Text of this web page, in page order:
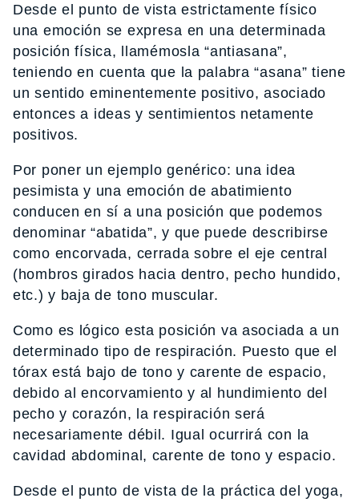
Desde el punto de vista estrictamente físico
una emoción se expresa en una determinada
posición física, llamémosla “antiasana”,
teniendo en cuenta que la palabra “asana” tiene
un sentido eminentemente positivo, asociado
entonces a ideas y sentimientos netamente
positivos.
Por poner un ejemplo genérico: una idea
pesimista y una emoción de abatimiento
conducen en sí a una posición que podemos
denominar “abatida”, y que puede describirse
como encorvada, cerrada sobre el eje central
(hombros girados hacia dentro, pecho hundido,
etc.) y baja de tono muscular.
Como es lógico esta posición va asociada a un
determinado tipo de respiración. Puesto que el
tórax está bajo de tono y carente de espacio,
debido al encorvamiento y al hundimiento del
pecho y corazón, la respiración será
necesariamente débil. Igual ocurrirá con la
cavidad abdominal, carente de tono y espacio.
Desde el punto de vista de la práctica del yoga,